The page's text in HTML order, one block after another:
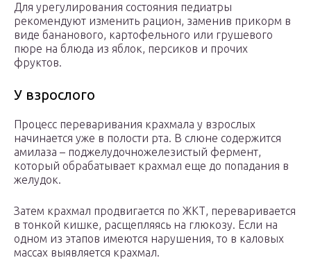
Для урегулирования состояния педиатры
рекомендуют изменить рацион, заменив прикорм в
виде бананового, картофельного или грушевого
пюре на блюда из яблок, персиков и прочих
фруктов.
У взрослого
Процесс переваривания крахмала у взрослых
начинается уже в полости рта. В слюне содержится
амилаза – поджелудочножелезистый фермент,
который обрабатывает крахмал еще до попадания в
желудок.
Затем крахмал продвигается по ЖКТ, переваривается
в тонкой кишке, расщепляясь на глюкозу. Если на
одном из этапов имеются нарушения, то в каловых
массах выявляется крахмал.